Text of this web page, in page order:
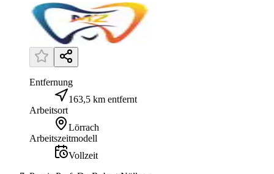
Entfernung
163,5 km entfernt
Arbeitsort
Lörrach
Arbeitszeitmodell
Vollzeit